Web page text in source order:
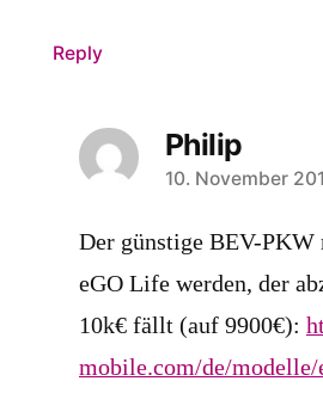
Reply
Philip
says:
10. November
Der günstige BEV-PKW
eGO Life werden, der
10k€ fällt (auf 9900€):
mobile.com/de/